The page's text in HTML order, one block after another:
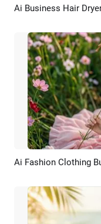
Pré-
Ai Business Hair
Pré-
Ai Fashion Clothing